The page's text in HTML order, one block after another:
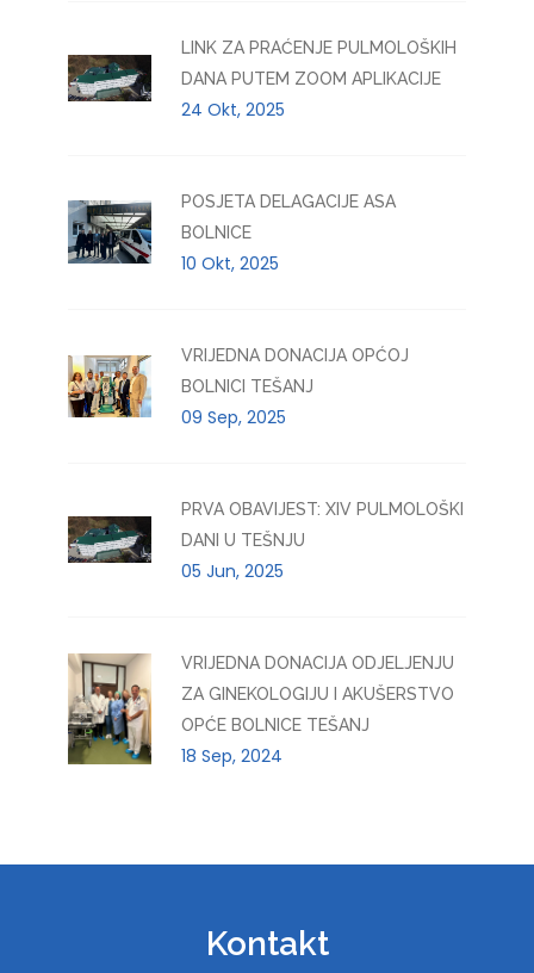
LINK ZA PRAĆENJE PULMOLOŠKIH
DANA PUTEM ZOOM APLIKACIJE
24 Okt, 2025
POSJETA DELAGACIJE ASA
BOLNICE
10 Okt, 2025
VRIJEDNA DONACIJA OPĆOJ
BOLNICI TEŠANJ
09 Sep, 2025
PRVA OBAVIJEST: XIV PULMOLOŠKI
DANI U TEŠNJU
05 Jun, 2025
VRIJEDNA DONACIJA ODJELJENJU
ZA GINEKOLOGIJU I AKUŠERSTVO
OPĆE BOLNICE TEŠANJ
18 Sep, 2024
Kontakt